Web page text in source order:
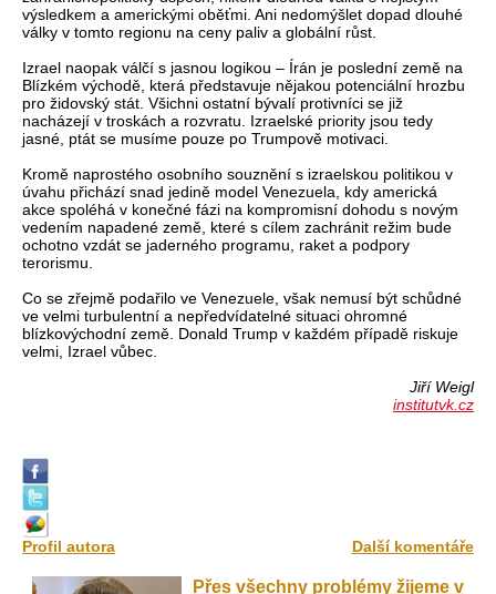
výsledkem a americkými oběťmi. Ani nedomýšlet dopad dlouhé
války v tomto regionu na ceny paliv a globální růst.
Izrael naopak válčí s jasnou logikou – Írán je poslední země na
Blízkém východě, která představuje nějakou potenciální hrozbu
pro židovský stát. Všichni ostatní bývalí protivníci se již
nacházejí v troskách a rozvratu. Izraelské priority jsou tedy
jasné, ptát se musíme pouze po Trumpově motivaci.
Kromě naprostého osobního souznění s izraelskou politikou v
úvahu přichází snad jedině model Venezuela, kdy americká
akce spoléhá v konečné fázi na kompromisní dohodu s novým
vedením napadené země, které s cílem zachránit režim bude
ochotno vzdát se jaderného programu, raket a podpory
terorismu.
Co se zřejmě podařilo ve Venezuele, však nemusí být schůdné
ve velmi turbulentní a nepředvídatelné situaci ohromné
blízkovýchodní země. Donald Trump v každém případě riskuje
velmi, Izrael vůbec.
Jiří Weigl
institutvk.cz
Profil autora Další komentáře
Přes všechny problémy žijeme v